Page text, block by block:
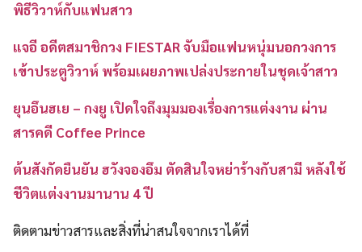
พิธีวิวาห์กับแฟนสาว
แจอี อดีตสมาชิกวง FIESTAR จับมือแฟนหนุ่มนอกวงการ
เข้าประตูวิวาห์ พร้อมเผยภาพเปล่งประกายในชุดเจ้าสาว
ยุนอึนฮเย – กงยู เปิดใจถึงมุมมองเรื่องการแต่งงาน ผ่าน
สารคดี Coffee Prince
ต้นสังกัดยืนยัน ฮวังจองอึม ตัดสินใจหย่าร้างกับสามี หลังใช้
ชีวิตแต่งงานมานาน 4 ปี
ติดตามข่าวสารและสิ่งที่น่าสนใจจากเราได้ที่